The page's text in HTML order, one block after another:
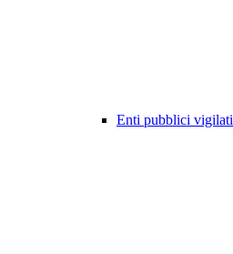
Enti pubblici vigilati